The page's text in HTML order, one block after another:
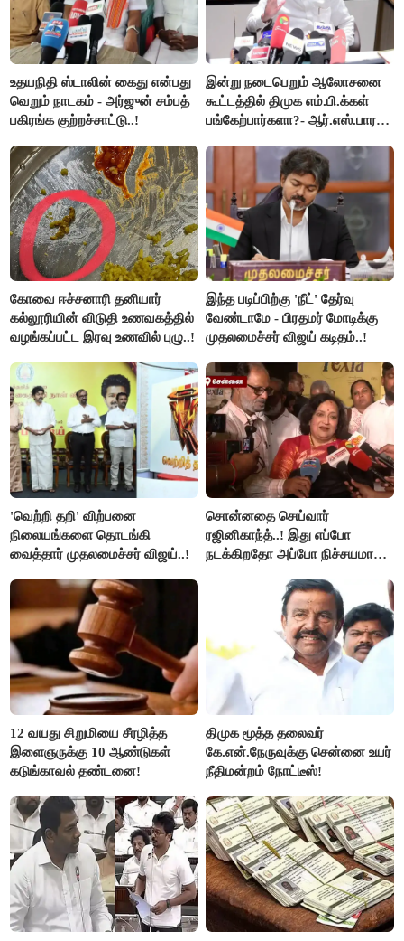
உதயநிதி ஸ்டாலின் கைது என்பது
வெறும் நாடகம் - அர்ஜுன் சம்பத்
பகிரங்க குற்றச்சாட்டு..!
இன்று நடைபெறும் ஆலோசனை
கூட்டத்தில் திமுக எம்.பி.க்கள்
பங்கேற்பார்களா?- ஆர்.எஸ்.பாரதி
கோவை ஈச்சனாரி தனியார்
கல்லூரியின் விடுதி உணவகத்தில்
வழங்கப்பட்ட இரவு உணவில் புழு..!
இந்த படிப்பிற்கு 'நீட்' தேர்வு
வேண்டாமே - பிரதமர் மோடிக்கு
முதலமைச்சர் விஜய் கடிதம்..!
'வெற்றி தறி' விற்பனை
நிலையங்களை தொடங்கி
வைத்தார் முதலமைச்சர் விஜய்..!
சொன்னதை செய்வார்
ரஜினிகாந்த்..! இது எப்போ
நடக்கிறதோ அப்போ நிச்சயமாக
ரஜினிகாந்த்..!
12 வயது சிறுமியை சீரழித்த
இளைஞருக்கு 10 ஆண்டுகள்
கடுங்காவல் தண்டனை!
திமுக மூத்த தலைவர்
கே.என்.நேருவுக்கு சென்னை உயர்
நீதிமன்றம் நோட்டீஸ்!